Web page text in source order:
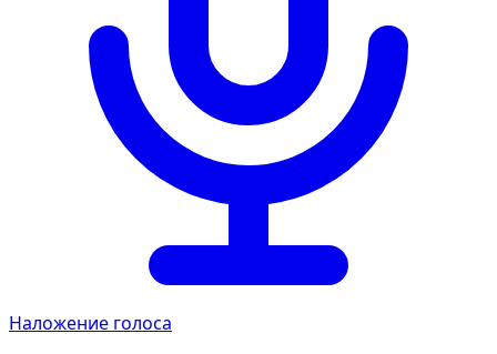
Наложение голоса